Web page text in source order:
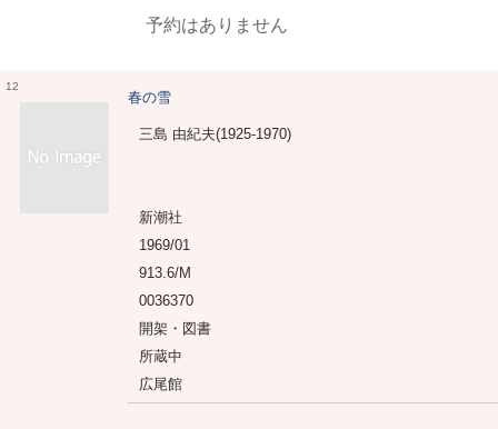
予約はありません
12
春の雪
三島 由紀夫(1925-1970)
新潮社
1969/01
913.6/M
0036370
開架・図書
所蔵中
広尾館